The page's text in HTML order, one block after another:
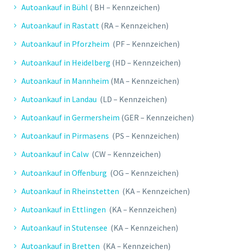
Autoankauf in Bühl ( BH – Kennzeichen)
Autoankauf in Rastatt (RA – Kennzeichen)
Autoankauf in Pforzheim (PF – Kennzeichen)
Autoankauf in Heidelberg (HD – Kennzeichen)
Autoankauf in Mannheim (MA – Kennzeichen)
Autoankauf in Landau (LD – Kennzeichen)
Autoankauf in Germersheim (GER – Kennzeichen)
Autoankauf in Pirmasens (PS – Kennzeichen)
Autoankauf in Calw (CW – Kennzeichen)
Autoankauf in Offenburg (OG – Kennzeichen)
Autoankauf in Rheinstetten (KA – Kennzeichen)
Autoankauf in Ettlingen (KA – Kennzeichen)
Autoankauf in Stutensee (KA – Kennzeichen)
Autoankauf in Bretten (KA – Kennzeichen)